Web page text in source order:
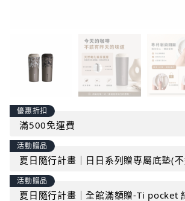
優惠折扣
滿500免運費
活動贈品
夏日隨行計畫｜日日系列贈專屬底墊(不
活動贈品
夏日隨行計畫｜全館滿額贈-Ti pocket